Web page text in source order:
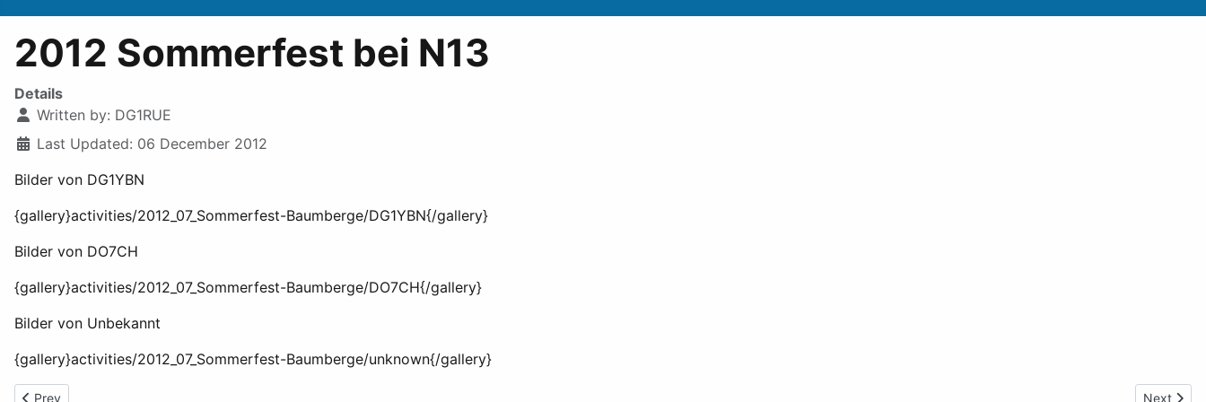
2012 Sommerfest bei N13
Details
Written by: DG1RUE
Last Updated: 06 December 2012
Bilder von DG1YBN
{gallery}activities/2012_07_Sommerfest-Baumberge/DG1YBN{/gallery}
Bilder von DO7CH
{gallery}activities/2012_07_Sommerfest-Baumberge/DO7CH{/gallery}
Bilder von Unbekannt
{gallery}activities/2012_07_Sommerfest-Baumberge/unknown{/gallery}
Previous article: 2012 Sommerfest bei der VHS
Prev Next
Next